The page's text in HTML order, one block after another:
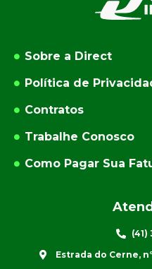
Sobre a Direct
Política de
Contratos
Trabalhe Conosco
Como Pagar Sua
(41)
Estrada do Cerne,